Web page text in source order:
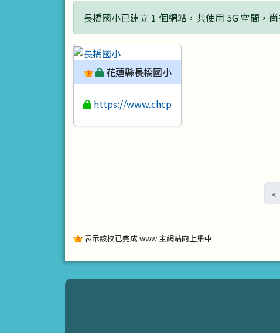
長橋國小已建立 1 個網站，共使用 5G 空間，
花蓮縣長橋國小
https://www.chcps.hlc.edu.tw
«
表示該校已完成 www 主網站向上集中